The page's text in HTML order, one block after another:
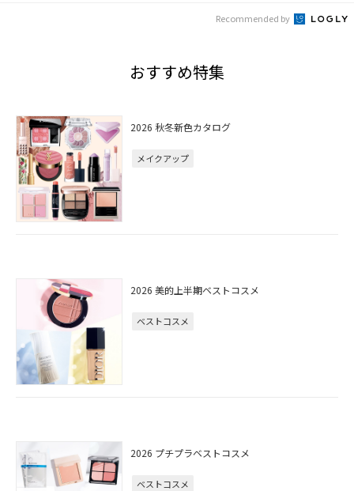
Recommended by
おすすめ特集
2026 秋冬新色カタログ
メイクアップ
2026 美的上半期ベストコスメ
ベストコスメ
2026 プチプラベストコスメ
ベストコスメ